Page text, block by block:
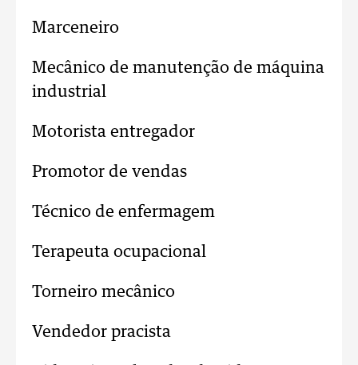
Marceneiro
Mecânico de manutenção de máquina
industrial
Motorista entregador
Promotor de vendas
Técnico de enfermagem
Terapeuta ocupacional
Torneiro mecânico
Vendedor pracista